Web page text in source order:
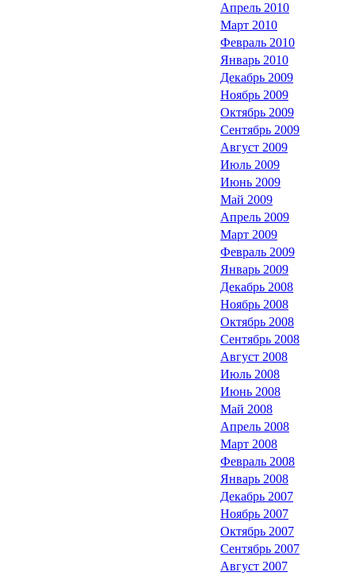
Апрель 2010
Март 2010
Февраль 2010
Январь 2010
Декабрь 2009
Ноябрь 2009
Октябрь 2009
Сентябрь 2009
Август 2009
Июль 2009
Июнь 2009
Май 2009
Апрель 2009
Март 2009
Февраль 2009
Январь 2009
Декабрь 2008
Ноябрь 2008
Октябрь 2008
Сентябрь 2008
Август 2008
Июль 2008
Июнь 2008
Май 2008
Апрель 2008
Март 2008
Февраль 2008
Январь 2008
Декабрь 2007
Ноябрь 2007
Октябрь 2007
Сентябрь 2007
Август 2007